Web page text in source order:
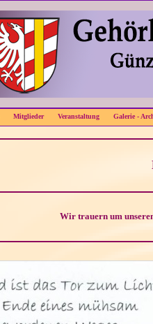
Mitglieder Veranstaltung Galerie -
Wir trauern um